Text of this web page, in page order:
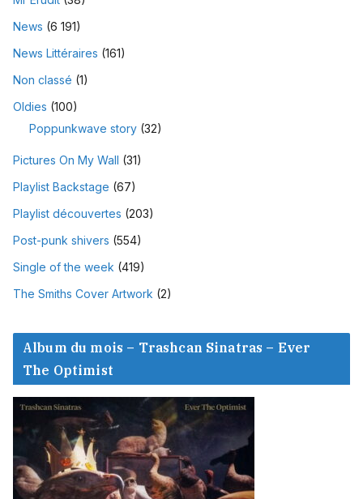
News (6 191)
News Littéraires (161)
Non classé (1)
Oldies (100)
Poppunkwave story (32)
Pictures On My Wall (31)
Playlist Backstage (67)
Playlist découvertes (203)
Post-punk shivers (554)
Single of the week (419)
The Smiths Cover Artwork (2)
Album du mois – Trashcan Sinatras – Ever
The Optimist